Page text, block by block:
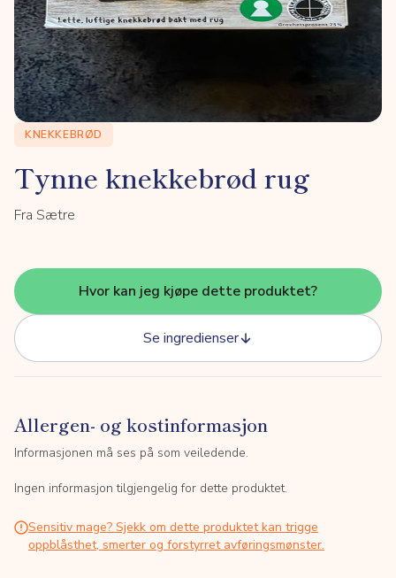
KNEKKEBRØD
Tynne knekkebrød rug
Fra Sætre
Hvor kan jeg kjøpe dette produktet?
Se ingredienser
Allergen- og kostinformasjon
Informasjonen må ses på som veiledende.
Ingen informasjon tilgjengelig for dette produktet.
Sensitiv mage? Sjekk om dette produktet kan trigge
oppblåsthet, smerter og forstyrret avføringsmønster.